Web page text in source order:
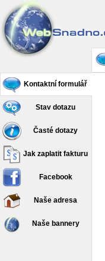
Kontaktní formulář
Stav dotazu
Časté dotazy
Jak zaplatit fakturu
Facebook
Naše adresa
Naše bannery